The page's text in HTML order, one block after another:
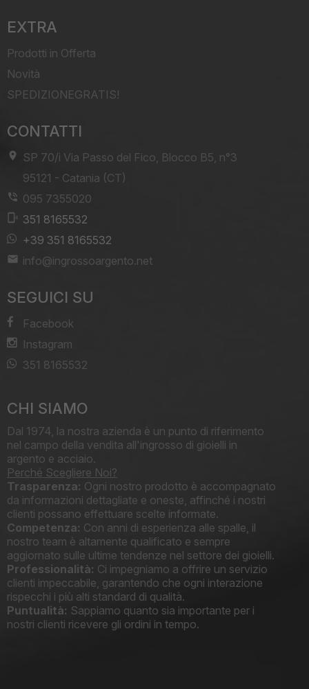
EXTRA
Prodotti in Offerta
Novità
SPEDIZIONEGRATIS!
CONTATTI
SP 70/i Via Passo del Fico, Blocco B5, n°3
-
95121 - Catania (CT)
095 7355020
351 8165532
+39 351 8165532
info@ingrossoargento.net
SEGUICI SU
Facebook
Instagram
351 8165532
CHI SIAMO
Dal 1974, la nostra azienda è un punto di riferimento
nel campo della vendita all'ingrosso di gioielli in
argento e acciaio.
Perché Scegliere Noi?
Trasparenza: Ogni nostro prodotto è accompagnato
da informazioni dettagliate e oneste, affinché i nostri
clienti possano effettuare scelte informate.
Competenza: Con anni di esperienza alle spalle, il
nostro team è altamente qualificato e sempre
aggiornato sulle ultime tendenze nel settore dei gioielli.
Professionalità: Ci impegniamo a offrire un servizio
clienti impeccabile, garantendo che ogni interazione
rispecchi i più alti standard di qualità.
Puntualità: Sappiamo quanto sia importante per i
nostri clienti ricevere gli ordini in tempo.